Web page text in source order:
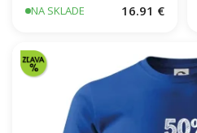
NA SKLADE 16.91 €